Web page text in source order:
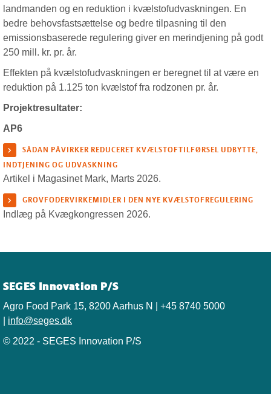
landmanden og en reduktion i kvælstofudvaskningen. En
bedre behovsfastsættelse og bedre tilpasning til den
emissionsbaserede regulering giver en merindjening på godt
250 mill. kr. pr. år.
Effekten på kvælstofudvaskningen er beregnet til at være en
reduktion på 1.125 ton kvælstof fra rodzonen pr. år.
Projektresultater:
AP6
SÅDAN PÅVIRKER REDUCERET KVÆLSTOFTILFØRSEL UDBYTTE,
INDTJENING OG UDVASKNING
Artikel i Magasinet Mark, Marts 2026.
GROVFODERVIRKEMIDLER I DEN NYE KVÆLSTOFREGULERING
Indlæg på Kvægkongressen 2026.
SEGES Innovation P/S
Agro Food Park 15, 8200 Aarhus N | +45 8740 5000
info@seges.dk
© 2022 - SEGES Innovation P/S